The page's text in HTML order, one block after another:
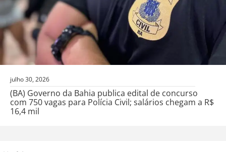
julho 30, 2026
(BA) Governo da Bahia publica edital de concurso
com 750 vagas para Polícia Civil; salários chegam a R$
16,4 mil